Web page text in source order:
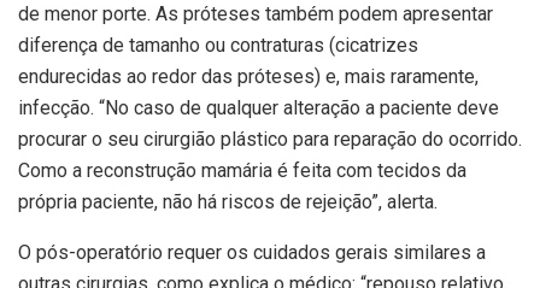
de menor porte. As próteses também podem apresentar
diferença de tamanho ou contraturas (cicatrizes
endurecidas ao redor das próteses) e, mais raramente,
infecção. “No caso de qualquer alteração a paciente deve
procurar o seu cirurgião plástico para reparação do ocorrido.
Como a reconstrução mamária é feita com tecidos da
própria paciente, não há riscos de rejeição”, alerta.
O pós-operatório requer os cuidados gerais similares a